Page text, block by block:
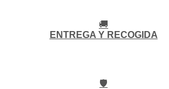
🚚
ENTREGA Y RECOGIDA
🛡️